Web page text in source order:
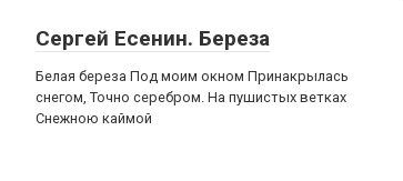
Сергей Есенин. Береза
Белая береза Под моим окном Принакрылась
снегом, Точно серебром. На пушистых ветках
Снежною каймой